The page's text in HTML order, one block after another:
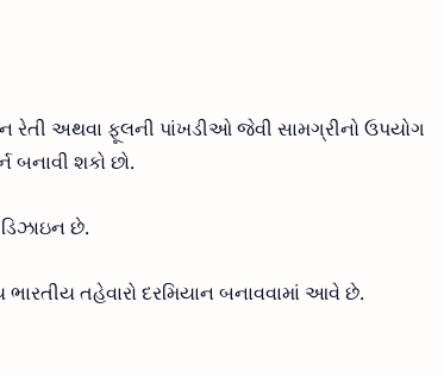
રેતી અથવા ફૂલની પાંખડીઓ જેવી સામગ્રીનો ઉપયોગ
બનાવી શકો છો.
છે.
તહેવારો દરમિયાન બનાવવામાં આવે છે.